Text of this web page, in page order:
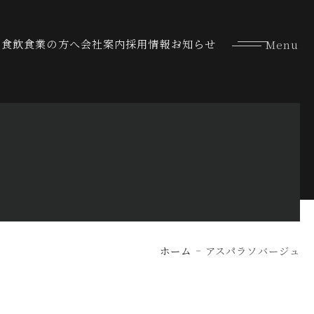
飲食業の方へ会社案内採用情報お知らせ
ホーム アスパラソバージュ